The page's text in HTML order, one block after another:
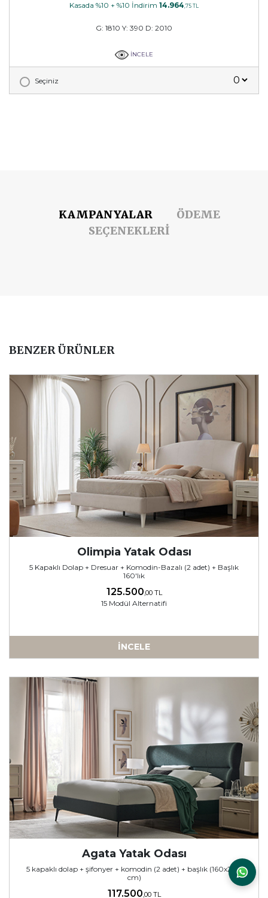
Kasada %10 + %10 İndirim 14.964,75 TL
G: 1810 Y: 390 D: 2010
İNCELE
Seçiniz
KAMPANYALAR
ÖDEME
SEÇENEKLERİ
BENZER ÜRÜNLER
Olimpia Yatak Odası
5 Kapaklı Dolap + Dresuar + Komodin-Bazalı (2 adet) + Başlık
160'lık
125.500 ,00 TL
15 Modül Alternatifi
İNCELE
-
Agata Yatak Odası
5 kapaklı dolap + şifonyer + komodin (2 adet) + başlık (160x200
cm)
117.500,00 TL